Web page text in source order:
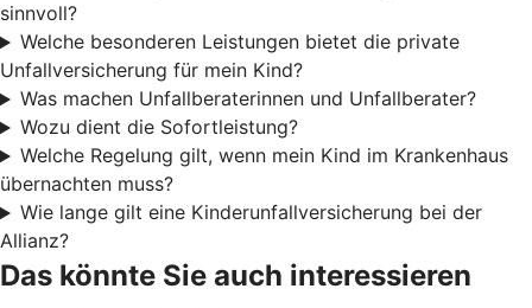
sinnvoll?
Welche besonderen Leistungen bietet die private
Unfallversicherung für mein Kind?
Was machen Unfallberaterinnen und Unfallberater?
Wozu dient die Sofortleistung?
Welche Regelung gilt, wenn mein Kind im Krankenhaus
übernachten muss?
Wie lange gilt eine Kinderunfallversicherung bei der
Allianz?
Das könnte Sie auch interessieren